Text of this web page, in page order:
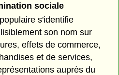
sociale
s'identifie
son nom sur
effets de commerce,
et de services,
auprès du